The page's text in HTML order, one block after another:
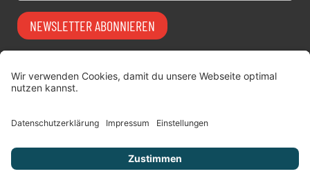
NEWSLETTER ABONNIEREN
Vermiet-Partner
digitimes | blog
Über uns
Jobs
FAQ
Datenschutz
AGB